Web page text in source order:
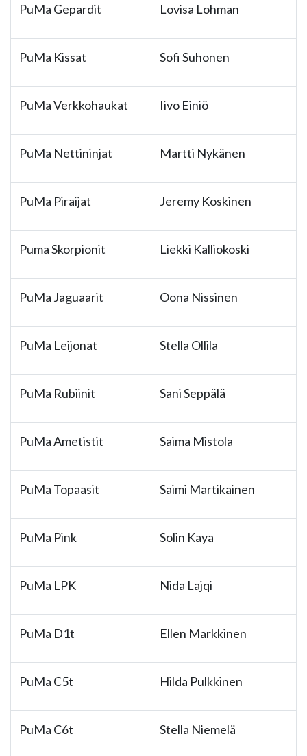
PuMa Gepardit Lovisa Lohman
PuMa Kissat Sofi Suhonen
PuMa Verkkohaukat Iivo Einiö
PuMa Nettininjat Martti Nykänen
PuMa Piraijat Jeremy Koskinen
Puma Skorpionit Liekki Kalliokoski
PuMa Jaguaarit Oona Nissinen
PuMa Leijonat Stella Ollila
PuMa Rubiinit Sani Seppälä
PuMa Ametistit Saima Mistola
PuMa Topaasit Saimi Martikainen
PuMa Pink Solin Kaya
PuMa LPK Nida Lajqi
PuMa D1t Ellen Markkinen
PuMa C5t Hilda Pulkkinen
PuMa C6t Stella Niemelä